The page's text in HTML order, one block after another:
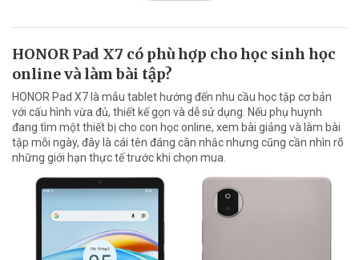
HONOR Pad X7 có phù hợp cho học sinh học
online và làm bài tập?
HONOR Pad X7 là mẫu tablet hướng đến nhu cầu học tập cơ bản
với cấu hình vừa đủ, thiết kế gọn và dễ sử dụng. Nếu phụ huynh
đang tìm một thiết bị cho con học online, xem bài giảng và làm bài
tập mỗi ngày, đây là cái tên đáng cân nhắc nhưng cũng cần nhìn rõ
những giới hạn thực tế trước khi chọn mua.